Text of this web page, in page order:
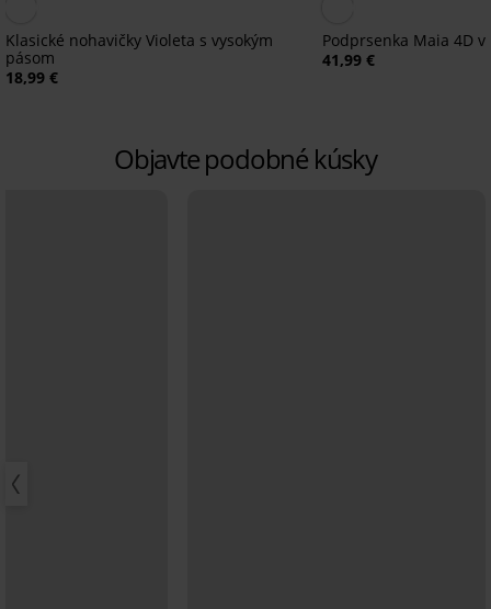
Klasické nohavičky Violeta s vysokým
pásom
18,99 €
Podprsenka Maia 4D
41,99 €
Objavte podobné kúsky